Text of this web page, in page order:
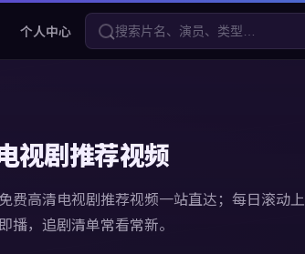
个人中心
视剧推荐视频
费高清电视剧推荐视频一站直达；每日滚动上
播，追剧清单常看常新。